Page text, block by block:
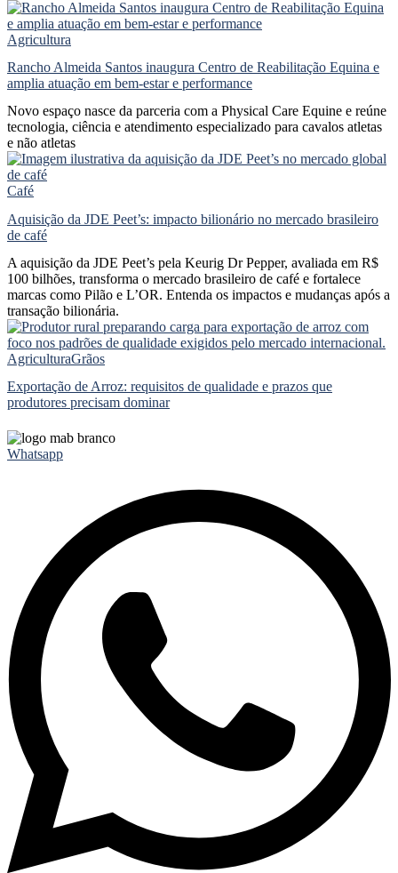
Agricultura
Rancho Almeida Santos inaugura Centro de Reabilitação Equina e
amplia atuação em bem-estar e performance
Novo espaço nasce da parceria com a Physical Care Equine e reúne
tecnologia, ciência e atendimento especializado para cavalos atletas
e não atletas
Café
Aquisição da JDE Peet’s: impacto bilionário no mercado brasileiro
de café
A aquisição da JDE Peet’s pela Keurig Dr Pepper, avaliada em R$
100 bilhões, transforma o mercado brasileiro de café e fortalece
marcas como Pilão e L’OR. Entenda os impactos e mudanças após a
transação bilionária.
AgriculturaGrãos
Exportação de Arroz: requisitos de qualidade e prazos que
produtores precisam dominar
Whatsapp